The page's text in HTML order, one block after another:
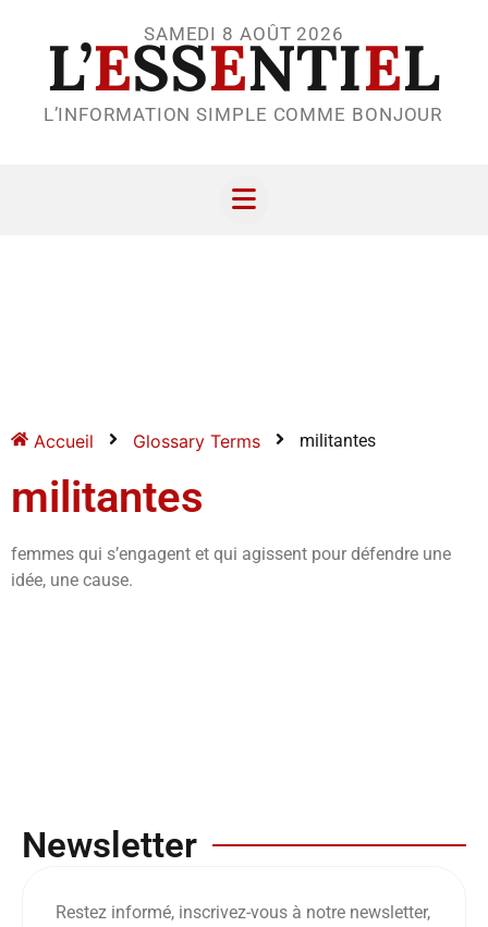
SAMEDI 8 AOÛT 2026
L’ESSENTIEL
L’INFORMATION SIMPLE COMME BONJOUR
Accueil Glossary Terms militantes
militantes
femmes qui s’engagent et qui agissent pour défendre une
idée, une cause.
Newsletter
Restez informé, inscrivez-vous à notre newsletter,